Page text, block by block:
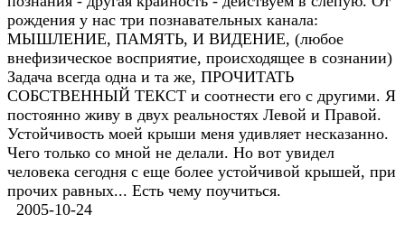
рождения у нас три познавательных канала:
МЫШЛЕНИЕ, ПАМЯТЬ, И ВИДЕНИЕ, (любое
внефизическое восприятие, происходящее в сознании)
Задача всегда одна и та же, ПРОЧИТАТЬ
СОБСТВЕННЫЙ ТЕКСТ и соотнести его с другими. Я
постоянно живу в двух реальностях Левой и Правой.
Устойчивость моей крыши меня удивляет несказанно.
Чего только со мной не делали. Но вот увидел
человека сегодня с еще более устойчивой крышей, при
прочих равных... Есть чему поучиться.
2005-10-24